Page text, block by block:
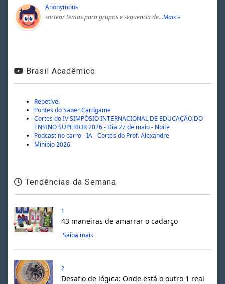
Anonymous
sortear temas para grupos e sequencia de…Mais »
Brasil Acadêmico
Repetível
Pontes do Saber Cardgame
Cortes do IV SIMPÓSIO INTERNACIONAL DE EDUCAÇÃO DO
ENSINO SUPERIOR 2026 - Dia 27 de maio - Noite
Podcast no carro - IA - Cortes do Prof. Alexandre
Minibio 2026
Tendências da Semana
1
43 maneiras de amarrar o cadarço
Saiba mais
2
Desafio de lógica: Onde está o outro 1 real